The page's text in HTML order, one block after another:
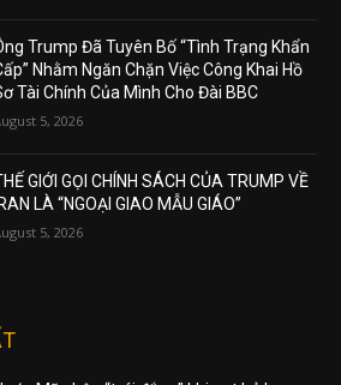
Trump Đã Tuyên Bố “Tình Trạng Khẩn
Nhằm Ngăn Chặn Việc Công Khai Hồ
Tài Chính Của Mình Cho Đài BBC
5, 2026
GIỚI GỌI CHÍNH SÁCH CỦA TRUMP VỀ
IRAN LÀ “NGOẠI GIAO MẪU GIÁO”
5, 2026